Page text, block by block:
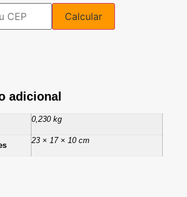
Calcular
adicional
0,230 kg
23 × 17 × 10 cm